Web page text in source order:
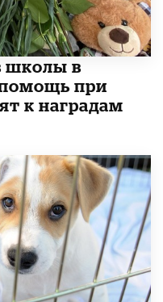
школы в
при
к наградам